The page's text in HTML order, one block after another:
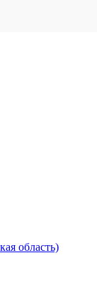
область)